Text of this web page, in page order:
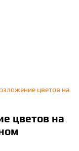
цветов на
цветов на